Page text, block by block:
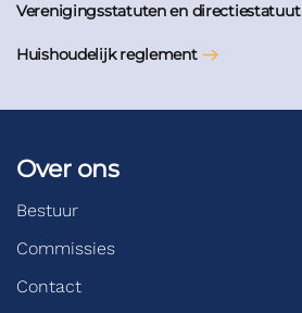
Verenigingsstatuten en directiestatuut
Huishoudelijk reglement
Over ons
Bestuur
Commissies
Contact